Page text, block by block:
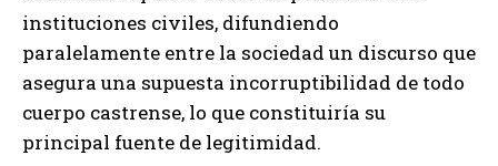
instituciones civiles, difundiendo
paralelamente entre la sociedad un discurso que
asegura una supuesta incorruptibilidad de todo
cuerpo castrense, lo que constituiría su
principal fuente de legitimidad.